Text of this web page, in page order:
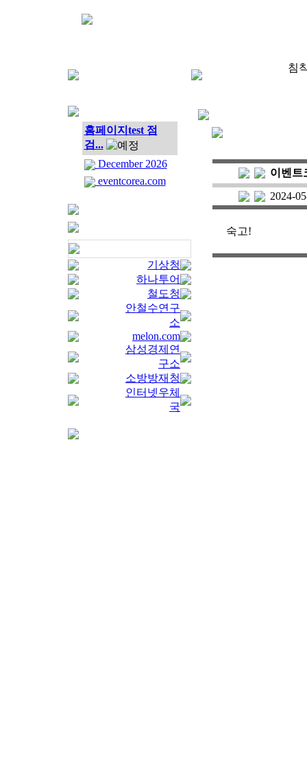
침
홈페이지test 점
검...
December 2026
eventcorea.com
기상청
하나투어
철도청
안철수연구
소
melon.com
삼성경제연
구소
소방방재청
인터넷우체
국
이벤트
2024-
숙고!